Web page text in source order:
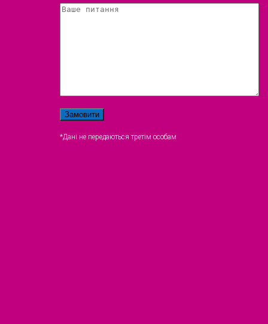
*Дані не передаються третім особам